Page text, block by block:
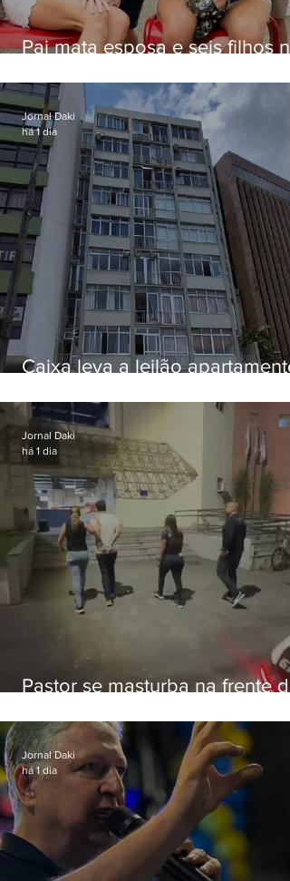
Pai mata esposa e seis filhos
Caixa leva a leilão apartamento
Botafogo
Jornal Daki
há 1 dia
Pastor se masturba na frente de
Jornal Daki
há 1 dia
Jornal Daki
há 1 dia